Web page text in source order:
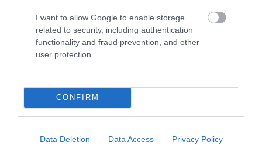
I want to allow Google to enable storage
related to security, including authentication
functionality and fraud prevention, and other
user protection.
CONFIRM
Data Deletion Data Access Privacy Policy
HALMENTÉS SZARVASKŐNÉL: ŐSHONOS
ÉS VÉDETT HALAKAT MENTETT...
2026. augusztus 07 |Mindenki ügye